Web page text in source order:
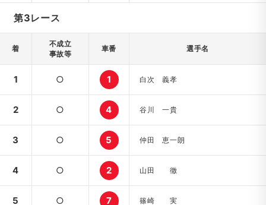
第3レース
着
不成立
事故等
車番 選手名
1 ○ 1 白次 義孝
2 ○ 4 谷川 一貴
3 ○ 5 仲田 恵一朗
4 ○ 2 山田 徹
5 ○ 7 篠崎 実